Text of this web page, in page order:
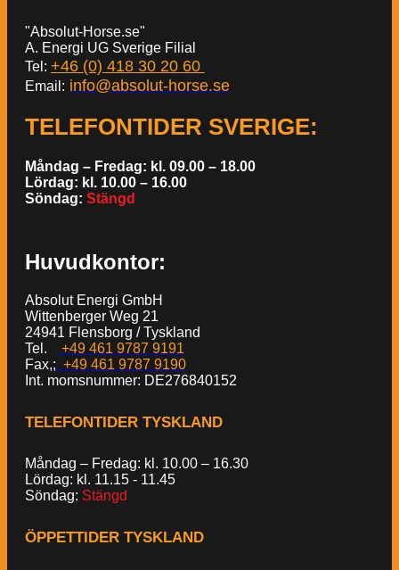
"Absolut-Horse.se"
A. Energi UG Sverige Filial
Tel: +46 (0) 418 30 20 60
Email: info@absolut-horse.se
TELEFONTIDER SVERIGE:
Måndag – Fredag: kl. 09.00 – 18.00
Lördag: kl. 10.00 – 16.00
Söndag: Stängd
Huvudkontor:
Absolut Energi GmbH
Wittenberger Weg 21
24941 Flensborg / Tyskland
Tel.
+49 461 9787 9191
Fax,; +49 461 9787 9190
Int. momsnummer: DE276840152
TELEFONTIDER TYSKLAND
Måndag – Fredag: kl. 10.00 – 16.30
Lördag: kl. 11.15 - 11.45
Söndag: Stängd
ÖPPETTIDER TYSKLAND